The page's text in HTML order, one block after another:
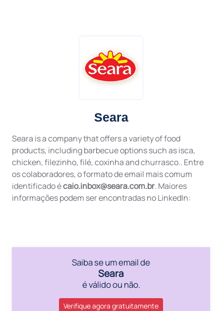
Seara
Seara is a company that offers a variety of food
products, including barbecue options such as isca,
chicken, filezinho, filé, coxinha and churrasco.. Entre
os colaboradores, o formato de email mais comum
identificado écaio.inbox@seara.com.br. Maiores
informações podem ser encontradas no LinkedIn:
Saiba se um email de
Seara
é válido ou não.
Verifique agora gratuitamente